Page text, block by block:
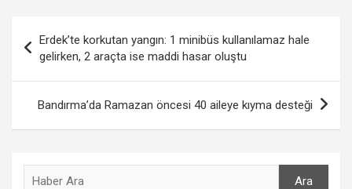
gezinmesi
Erdek’te korkutan yangın: 1 minibüs kullanılamaz hale
gelirken, 2 araçta ise maddi hasar oluştu
Bandırma’da Ramazan öncesi 40 aileye kıyma desteği
Ara